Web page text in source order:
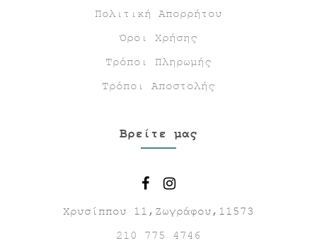
Πολιτική Απορρήτου
Όροι Χρήσης
Τρόποι Πληρωμής
Τρόποι Αποστολής
Βρείτε μας
Χρυσίππου 11,Ζωγράφου,11573
210 775 4746